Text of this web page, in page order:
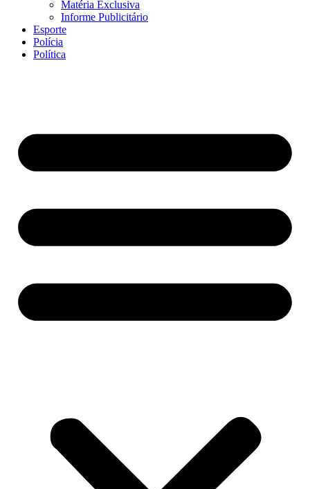
Matéria Exclusiva
Informe Publicitário
Esporte
Polícia
Política